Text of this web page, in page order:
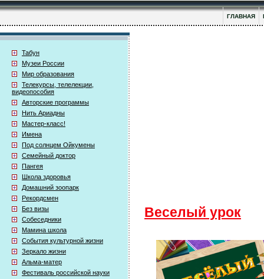
ГЛАВНАЯ
Табун
Музеи России
Мир образования
Телекурсы, телелекции,
видеопособия
Авторские программы
Нить Ариадны
Мастер-класс!
Имена
Под солнцем Ойкумены
Семейный доктор
Пангея
Школа здоровья
Домашний зоопарк
Рекордсмен
Без визы
Собеседники
Мамина школа
События культурной жизни
Зеркало жизни
Альма-матер
Фестиваль российской науки
Веселый урок